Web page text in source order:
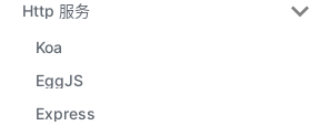
Http 服务
Koa
EggJS
Express